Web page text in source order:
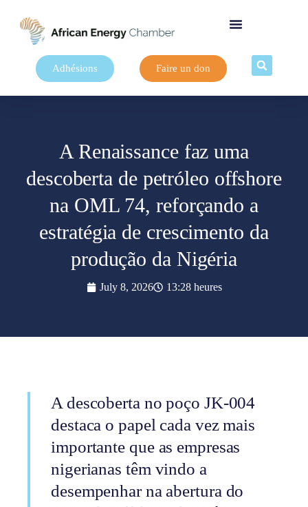
Adhésions Faire un don
A Renaissance faz uma
descoberta de petróleo offshore
na OML 74, reforçando a
estratégia de crescimento da
produção da Nigéria
July 8, 2026 13:28 heures
A descoberta no poço JK-004
destaca o papel cada vez mais
importante que as empresas
nigerianas têm vindo a
desempenhar na abertura do